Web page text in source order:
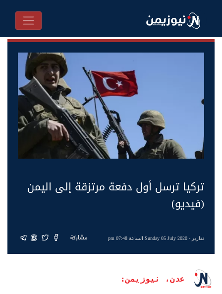
تركيا ترسل أول دفعة مرتزقة إلى اليمن
(فيديو)
تقارير - Sunday 05 July 2020 الساعة 07:48 pm مشاركة
عدن، نيوزيمن: